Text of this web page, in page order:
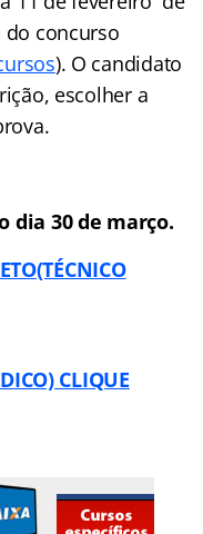
do concurso
). O candidato
escolher a
dia 30 de março.
CLIQUE